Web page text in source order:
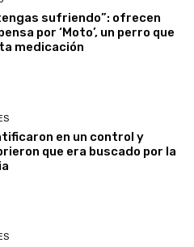
sufriendo”: ofrecen
por ‘Moto’, un perro que
medicación
en un control y
que era buscado por la